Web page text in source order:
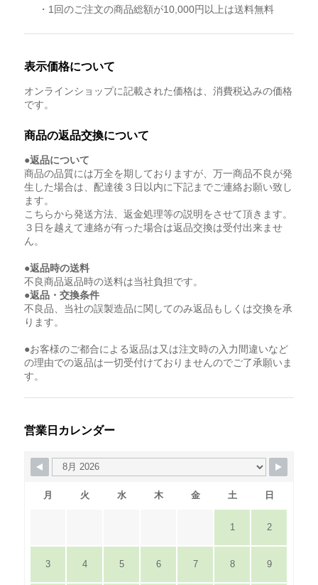
・1回のご注文の商品総額が10,000円以上は送料無料
表示価格について
オンラインショップに記載された価格は、消費税込みの価格
です。
商品の返品交換について
●返品について
商品の品質には万全を期しておりますが、万一商品不良が発
生した場合は、配達後３日以内に下記までご連絡お願い致し
ます。
こちらから発送方法、返金処理等の説明をさせて頂きます。
３日を越えて連絡が有った場合は返品交換は受付出来ませ
ん。
●返品時の送料
不良商品返品時の送料は当社負担です。
●返品・交換条件
不良品、当社の誤製造品に関してのみ返品もしくは交換を承
ります。
●お客様のご都合による返品は又は注文時の入力間違いなど
の理由での返品は一切受付けておりませんのでご了承願いま
す。
営業日カレンダー
月 火 水 木 金 土 日
1 2
3 4 5 6 7 8 9